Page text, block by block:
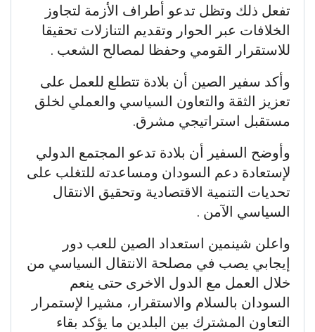
تفعل ذلك وتظل تدعو أطراف الأزمة لتجاوز
الخلافات عبر الحوار وتقديم التنازلات تحقيقا
للاستقرار القومي وحفظا لمصالح الشعب .
وأكد سفير الصين أن بلادة تتطلع للعمل على
تعزيز الثقة والتعاون السياسي والعملي لخلق
مستقبل استراتيجي مشرق.
وأوضح السفير أن بلادة تدعو المجتمع الدولي
لإستعادة دعم السودان ومساعدته للتغلب على
تحديات التنمية الاقتصادية وتحقيق الانتقال
السياسي الآمن .
واعلن شينمين استعداد الصين للعب دور
إيجابي يصب في مصلحة الانتقال السياسي من
خلال العمل مع الدول الاخرى حتى ينعم
السودان بالسلام والاستقرار، مشيرا لإستمرار
التعاون المشترك بين البلدين ما يؤكد بقاء